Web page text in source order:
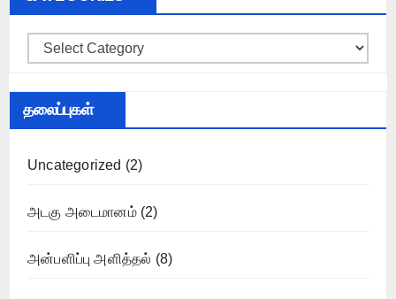
Categories
தலைப்புகள்
Uncategorized (2)
அடகு அடைமானம்(2)
அன்பளிப்பு அளித்தல் (8)